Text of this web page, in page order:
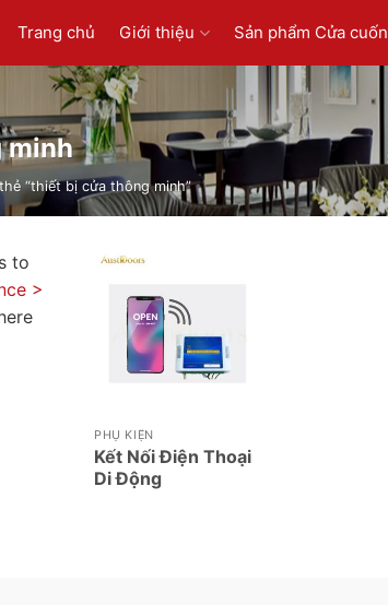
Trang chủ Giới thiệu Sản phẩm Cửa cuốn
minh
“thiết bị cửa thông minh”
to
>
PHỤ KIỆN
Kết Nối Điện Thoại
Di Động